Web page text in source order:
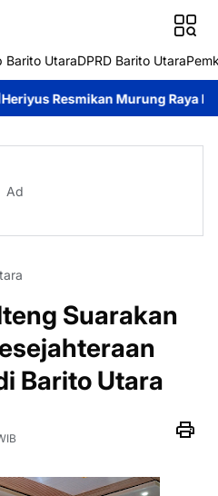
Barito UtaraDPRD Barito Utara
Raya Expo 2026, Ajak
Ad
Suarakan
Barito Utara